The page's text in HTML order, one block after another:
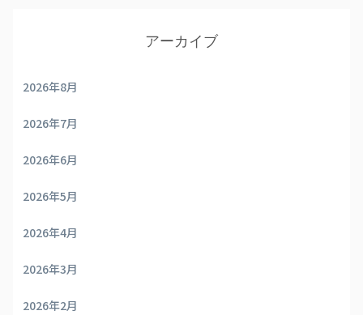
アーカイブ
2026年8月
2026年7月
2026年6月
2026年5月
2026年4月
2026年3月
2026年2月